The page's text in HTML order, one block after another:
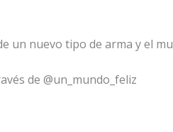
un nuevo tipo de arma y el
de @un_mundo_feliz